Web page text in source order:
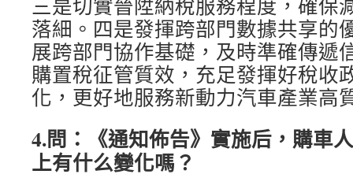
三是切實晉陞納稅服務程度，確保
落細。四是發揮跨部門數據共享的
展跨部門協作基礎，及時準確傳遞
購置稅征管質效，充足發揮好稅收
化，更好地服務新動力汽車產業高
4.問：《通知佈告》實施后，購車
上有什么變化嗎？